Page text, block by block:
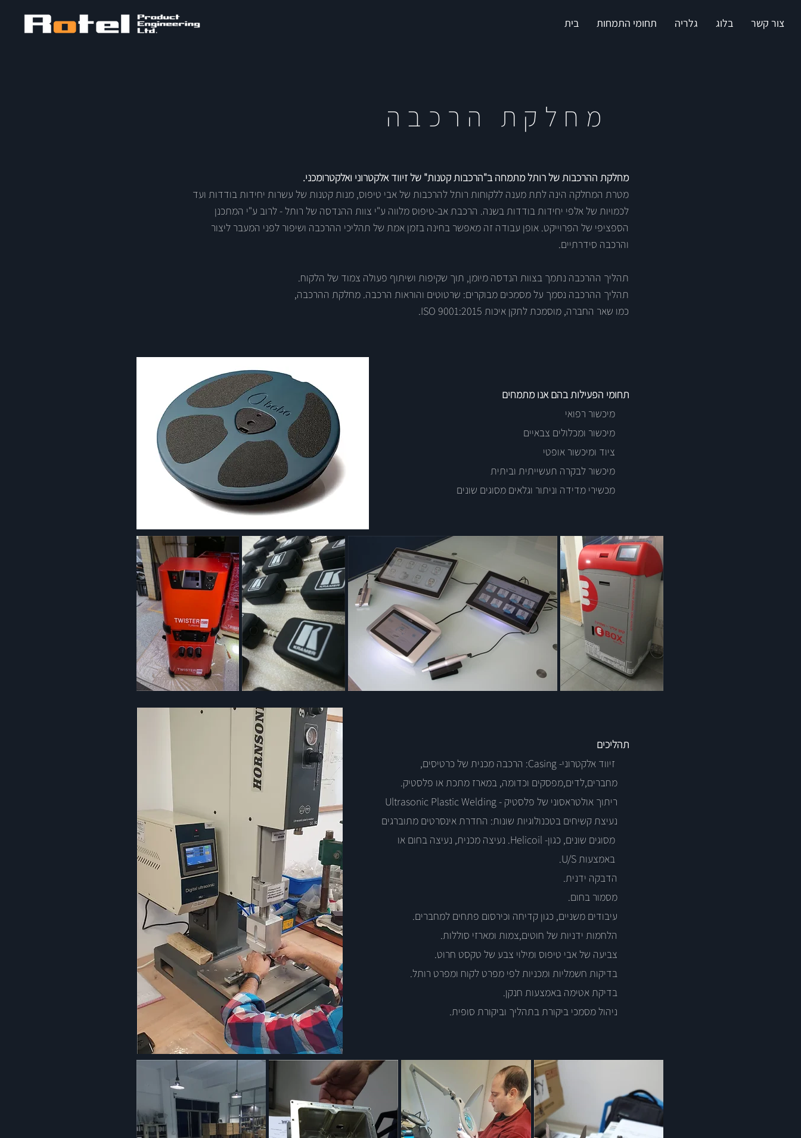
צור קשר בלוג גלריה תחומי התמחות בית
מחלקת הרכבה
מחלקת ההרכבות של רותל מתמחה ב"הרכבות קטנות" של זיווד אלקטרוני ואלקטרומכני.
מטרת המחלקה הינה לתת מענה ללקוחות רותל להרכבות של אבי טיפוס, מנות קטנות של עשרות יחידות בודדות ועד
לכמויות של אלפי יחידות בודדות בשנה. הרכבת אב-טיפוס מלווה ע"י צוות ההנדסה של רותל - לרוב ע"י המתכנן
הספציפי של הפרוייקט. אופן עבודה זה מאפשר בחינה בזמן אמת של תהליכי ההרכבה ושיפור לפני המעבר ליצור
והרכבה סידרתיים.
תהליך ההרכבה נתמך בצוות הנדסה מיומן, תוך שקיפות ושיתוף פעולה צמוד של הלקוח.
תהליך ההרכבה נסמך על מסמכים מבוקרים: שרטוטים והוראות הרכבה. מחלקת ההרכבה,
כמו שאר החברה, מוסמכת לתקן איכות ISO 9001:2015.
תחומי הפעילות בהם אנו מתמחים
מיכשור רפואי
מיכשור ומכלולים צבאיים
ציוד ומיכשור אופטי
מיכשור לבקרה תעשייתית וביתית
מכשירי מדידה וניתור וגלאים מסוגים שונים
תהליכים
זיווד אלקטרוני- Casing: הרכבה מכנית של כרטיסים,
מחברים,לדים,מפסקים וכדומה, במארז מתכת או פלסטיק.
ריתוך אולטראסוני של פלסטיק - Ultrasonic Plastic Welding
נעיצת קשיחים בטכנולוגיות שונות: החדרת אינסרטים מתוברגים
מסוגים שונים, כגון- Helicoil. נעיצה מכנית, נעיצה בחום או
באמצעות U/S.
הדבקה ידנית.
מסמור בחום.
עיבודים משניים, כגון קדיחה וכירסום פתחים למחברים.
הלחמות ידניות של חוטים,צמות ומארזי סוללות.
צביעה של אבי טיפוס ומילוי צבע של טקסט חרוט.
בדיקות חשמליות ומכניות לפי מפרט לקוח ומפרט רותל.
בדיקת אטימה באמצעות חנקן.
ניהול מסמכי ביקורת בתהליך וביקורת סופית.